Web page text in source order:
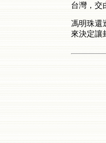
台灣，交
馮明珠還
來決定讓